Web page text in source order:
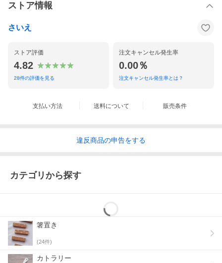
ストア情報
さいえ
ストア評価
4.82
28件の評価を見る
注文キャンセル発生率
0.00％
注文キャンセル発生率とは？
支払い方法 送料について 販売条件
違反商品の申告をする
カテゴリから探す
箸置き
(24件)
カトラリー